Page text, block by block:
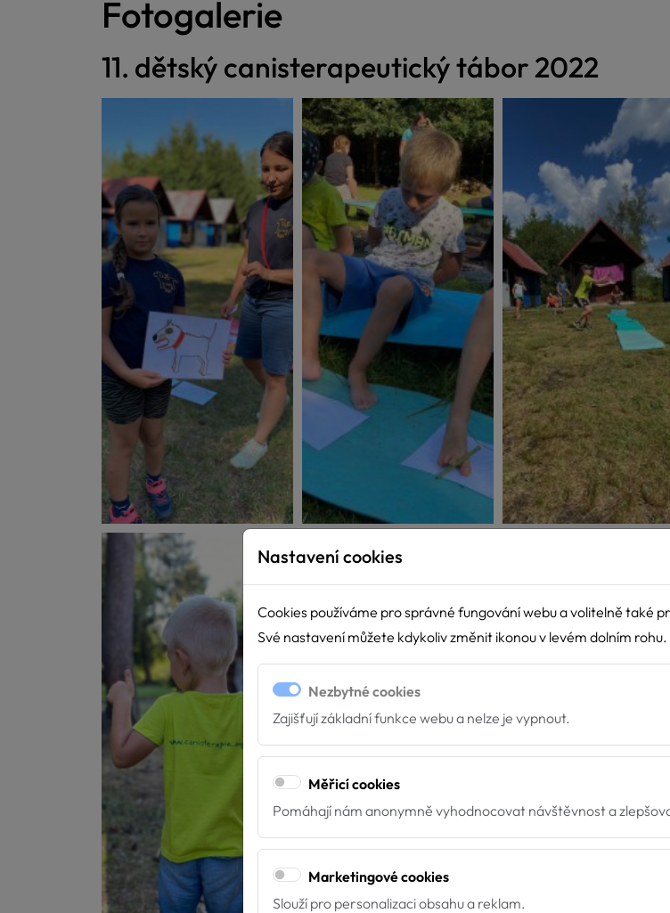
Fotogalerie
11. dětský canisterapeutický tábor 2022
Nastavení cookies
Cookies používáme pro správné fungování webu a volitelně také
Své nastavení můžete kdykoliv změnit ikonou v levém dolním rohu.
Nezbytné cookies
Zajišťují základní funkce webu a nelze je vypnout.
Měřicí cookies
Pomáhají nám anonymně vyhodnocovat návštěvnost a
Marketingové cookies
Slouží pro personalizaci obsahu a reklam.